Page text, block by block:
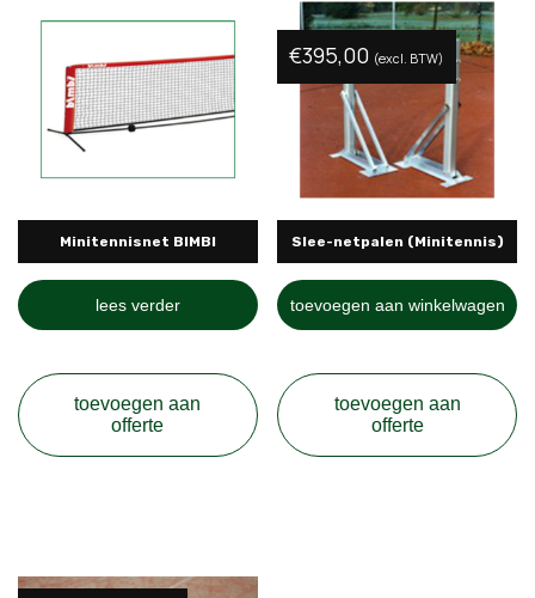
Minitennisnet BIMBI
lees verder
toevoegen aan
offerte
Slee-netpalen (Minitennis)
€395,00 (excl. BTW)
toevoegen aan winkelwagen
toevoegen aan
offerte